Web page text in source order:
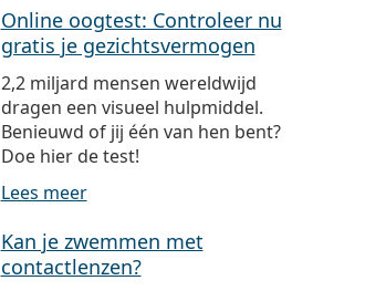
Online oogtest: Controleer nu
gratis je gezichtsvermogen
2,2 miljard mensen wereldwijd
dragen een visueel hulpmiddel.
Benieuwd of jij één van hen bent?
Doe hier de test!
Lees meer
Kan je zwemmen met
contactlenzen?